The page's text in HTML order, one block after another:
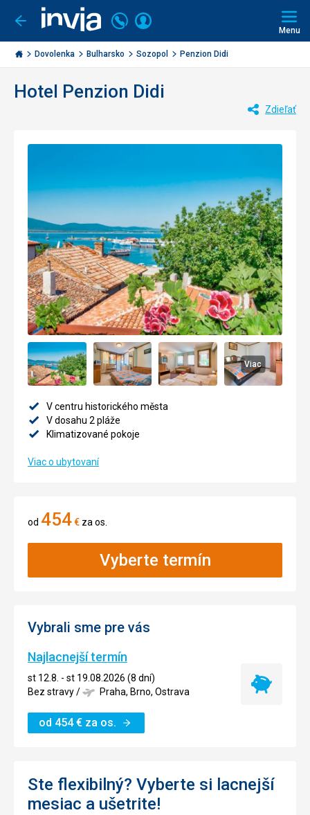
Ísť
späť
Invia.sk
Volajte
+421
2
3221
Prihlásiť
Menu
Dovolenka Bulharsko Sozopol Penzion Didi
Hotel Penzion Didi
Zdieľať
Viac
V centru historického města
V dosahu 2 pláže
Klimatizované pokoje
Viac o ubytovaní
od 454€ za os.
Vyberte termín
Vybrali sme pre vás
Najlacnejší termín
st 12.8. - st 19.08.2026 (8 dní)
Bez stravy/ Praha, Brno, Ostrava
od 454€ za os.
Najlacnejší
Ste flexibilný? Vyberte si lacnejší
mesiac a ušetrite!